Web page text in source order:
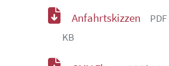
Anfahrtskizzen
KB